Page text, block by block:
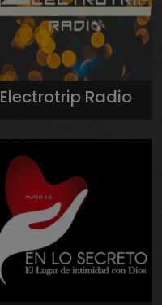
Electrotrip Radio